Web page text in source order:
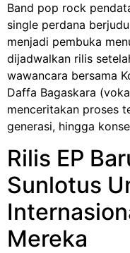
Band pop rock
single perdana
menjadi pembuka
dijadwalkan rilis
wawancara bersama
Daffa Bagaskara
menceritakan proses
generasi, hingga
Rilis EP
Sunlotus
Mereka